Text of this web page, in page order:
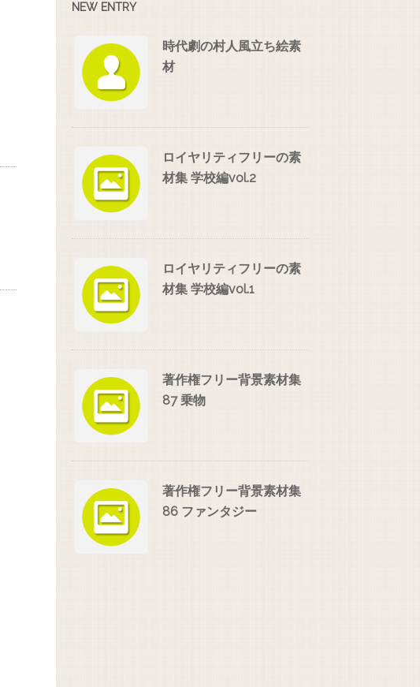
NEW ENTRY
時代劇の村人風立ち絵素
材
ロイヤリティフリーの素
材集 学校編vol.2
ロイヤリティフリーの素
材集 学校編vol.1
著作権フリー背景素材集
87 乗物
著作権フリー背景素材集
86 ファンタジー